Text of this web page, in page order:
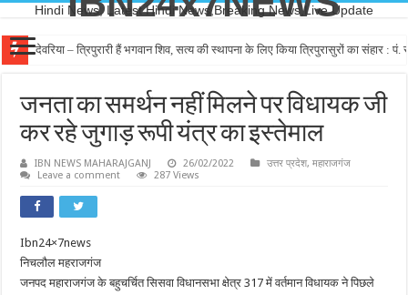
Hindi News, Latest Hindi News,Breaking News,Live Update
देवरिया – त्रिपुरारी हैं भगवान शिव, सत्य की स्थापना के लिए किया त्रिपुरासुरों का संहार : पं.
जनता का समर्थन नहीं मिलने पर विधायक जी
कर रहे जुगाड़ रूपी यंत्र का इस्तेमाल
IBN NEWS MAHARAJGANJ 26/02/2022 उत्तर प्रदेश,महाराजगंज
Leave a comment
287 Views
Ibn24×7news
निचलौल महराजगंज
जनपद महाराजगंज के बहुचर्चित सिसवा विधानसभा क्षेत्र 317 में वर्तमान विधायक ने पिछले